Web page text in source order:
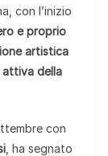
con l’inizio
e proprio
artistica
attiva della
con
, ha segnato